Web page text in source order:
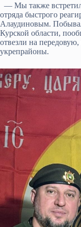
— Мы также
отряда быстрого
Алаудиновым.
Курской области,
отвезли на
укрепрайоны.